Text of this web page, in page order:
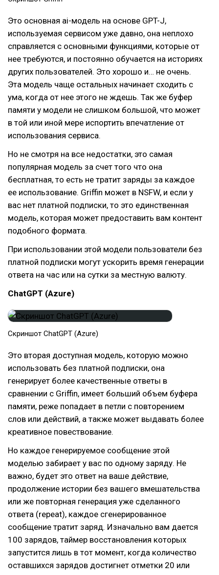
Это основная ai-модель на основе GPT-J,
используемая сервисом уже давно, она неплохо
справляется с основными функциями, которые от
нее требуются, и постоянно обучается на историях
других пользователей. Это хорошо и… не очень.
Эта модель чаще остальных начинает сходить с
ума, когда от нее этого не ждешь. Так же буфер
памяти у модели не слишком большой, что может
в той или иной мере испортить впечатление от
использования сервиса.
Но не смотря на все недостатки, это самая
популярная модель за счет того что она
бесплатная, то есть не тратит заряды за каждое
ее использование. Griffin может в NSFW, и если у
вас нет платной подписки, то это единственная
модель, которая может предоставить вам контент
подобного формата.
При использовании этой модели пользователи без
платной подписки могут ускорить время генерации
ответа на час или на сутки за местную валюту.
ChatGPT (Azure)
Скриншот ChatGPT (Azure)
Это вторая доступная модель, которую можно
использовать без платной подписки, она
генерирует более качественные ответы в
сравнении с Griffin, имеет больший объем буфера
памяти, реже попадает в петли с повторением
слов или действий, а также может выдавать более
креативное повествование.
Но каждое генерируемое сообщение этой
моделью забирает у вас по одному заряду. Не
важно, будет это ответ на ваше действие,
продолжение истории без вашего вмешательства
или же повторная генерация уже сделанного
ответа (repeat), каждое сгенерированное
сообщение тратит заряд. Изначально вам дается
100 зарядов, таймер восстановления которых
запустится лишь в тот момент, когда количество
оставшихся зарядов достигнет отметки 20 или